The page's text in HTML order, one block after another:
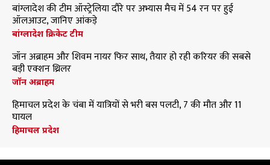
बांग्लादेश की टीम ऑस्ट्रेलिया दौरे पर अभ्यास मैच में 54 रन पर हुई
ऑलआउट, जानिए आंकड़े
बांग्लादेश क्रिकेट टीम
जॉन अब्राहम और शिवम नायर फिर साथ, तैयार हो रही करियर की सबसे
बड़ी एक्शन थ्रिलर
जॉन अब्राहम
हिमाचल प्रदेश के चंबा में यात्रियों से भरी बस पलटी, 7 की मौत और 11
घायल
हिमाचल प्रदेश